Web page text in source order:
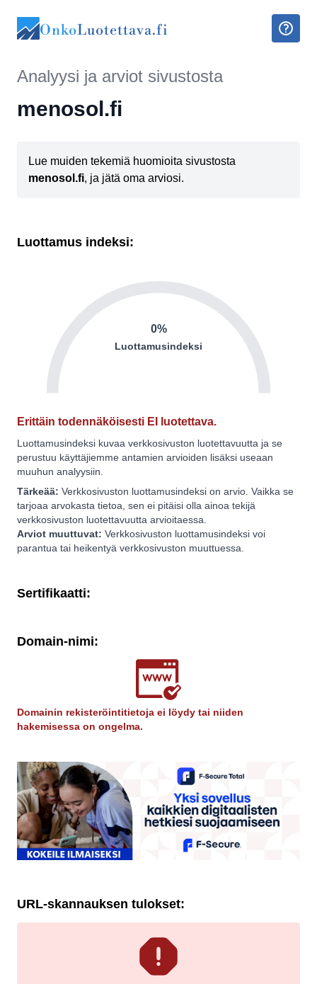
OnkoLuotettava.fi
Analyysi ja arviot sivustosta
menosol.fi
Lue muiden tekemiä huomioita sivustosta
menosol.fi, ja jätä oma arviosi.
Luottamus indeksi:
0%
Luottamusindeksi
Erittäin todennäköisesti EI luotettava.
Luottamusindeksi kuvaa verkkosivuston luotettavuutta ja se
perustuu käyttäjiemme antamien arvioiden lisäksi useaan
muuhun analyysiin.
Tärkeää: Verkkosivuston luottamusindeksi on arvio. Vaikka se
tarjoaa arvokasta tietoa, sen ei pitäisi olla ainoa tekijä
verkkosivuston luotettavuutta arvioitaessa.
Arviot muuttuvat: Verkkosivuston luottamusindeksi voi
parantua tai heikentyä verkkosivuston muuttuessa.
Sertifikaatti:
Domain-nimi:
Domainin rekisteröintitietoja ei löydy tai niiden
hakemisessa on ongelma.
URL-skannauksen tulokset: